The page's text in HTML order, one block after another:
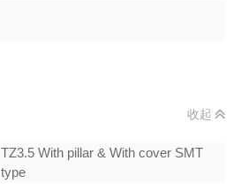
收起
TZ3.5 With pillar & With cover SMT
type